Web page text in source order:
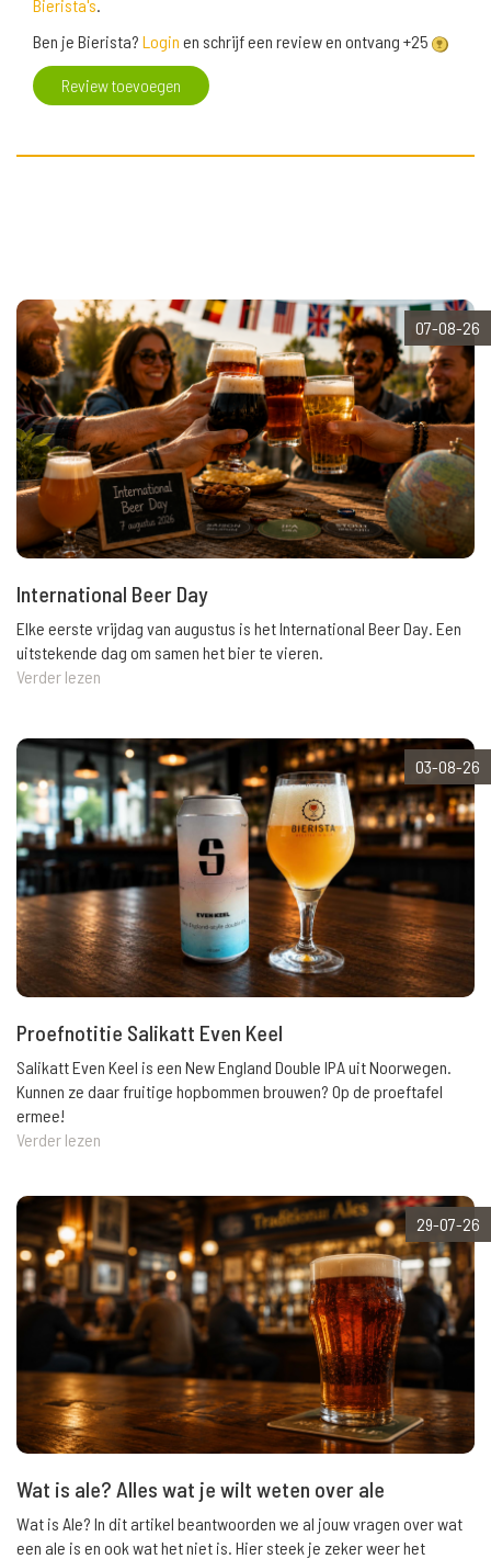
Bierista's.
Ben je Bierista? Login en schrijf een review en ontvang +25
Review toevoegen
07-08-26
International Beer Day
Elke eerste vrijdag van augustus is het International Beer Day. Een
uitstekende dag om samen het bier te vieren.
Verder lezen
03-08-26
Proefnotitie Salikatt Even Keel
Salikatt Even Keel is een New England Double IPA uit Noorwegen.
Kunnen ze daar fruitige hopbommen brouwen? Op de proeftafel
ermee!
Verder lezen
29-07-26
Wat is ale? Alles wat je wilt weten over ale
Wat is Ale? In dit artikel beantwoorden we al jouw vragen over wat
een ale is en ook wat het niet is. Hier steek je zeker weer het